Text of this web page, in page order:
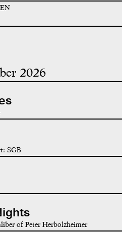
2026
SGB
of Peter Herbolzheimer